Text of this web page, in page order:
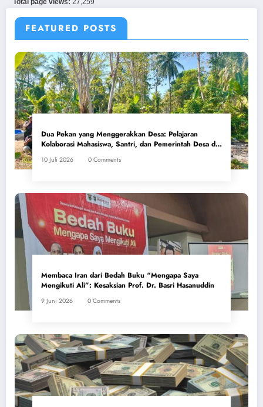
FEATURED POSTS
Dua pekan PBL di Tonyaman membuktikan bahwa kolaborasi mahasiswa,
santri, dan pemerintah desa mampu menggerakkan perubahan kesehatan
masyarakat.
Dua Pekan yang Menggerakkan Desa: Pelajaran
Kolaborasi Mahasiswa, Santri, dan Pemerintah Desa di
10 Juli 2026 0 Comments
Membaca Iran dari Bedah Buku “Mengapa Saya
Mengikuti Ali”: Kesaksian Prof. Dr. Basri Hasanuddin
9 Juni 2026 0 Comments